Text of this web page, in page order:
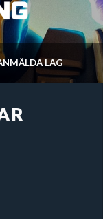
LAG